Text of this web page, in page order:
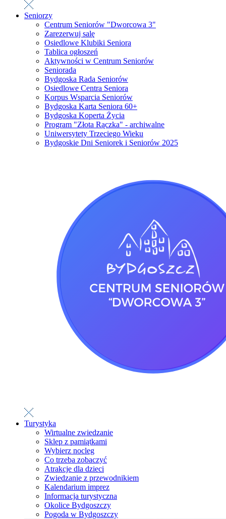
Seniorzy
Centrum Seniorów "Dworcowa 3"
Zarezerwuj salę
Osiedlowe Klubiki Seniora
Tablica ogłoszeń
Aktywności w Centrum Seniorów
Seniorada
Bydgoska Rada Seniorów
Osiedlowe Centra Seniora
Korpus Wsparcia Seniorów
Bydgoska Karta Seniora 60+
Bydgoska Koperta Życia
Program "Złota Rączka" - archiwalne
Uniwersytety Trzeciego Wieku
Bydgoskie Dni Seniorek i Seniorów 2025
Turystyka
Wirtualne zwiedzanie
Sklep z pamiątkami
Wybierz nocleg
Co trzeba zobaczyć
Atrakcje dla dzieci
Zwiedzanie z przewodnikiem
Kalendarium imprez
Informacja turystyczna
Okolice Bydgoszczy
Pogoda w Bydgoszczy